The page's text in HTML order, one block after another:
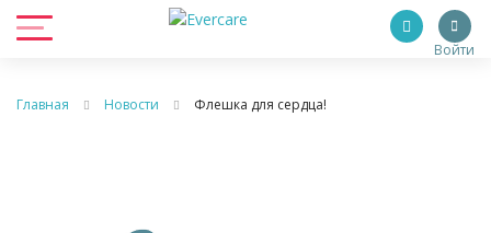
Войти
Главная Новости Флешка для сердца!